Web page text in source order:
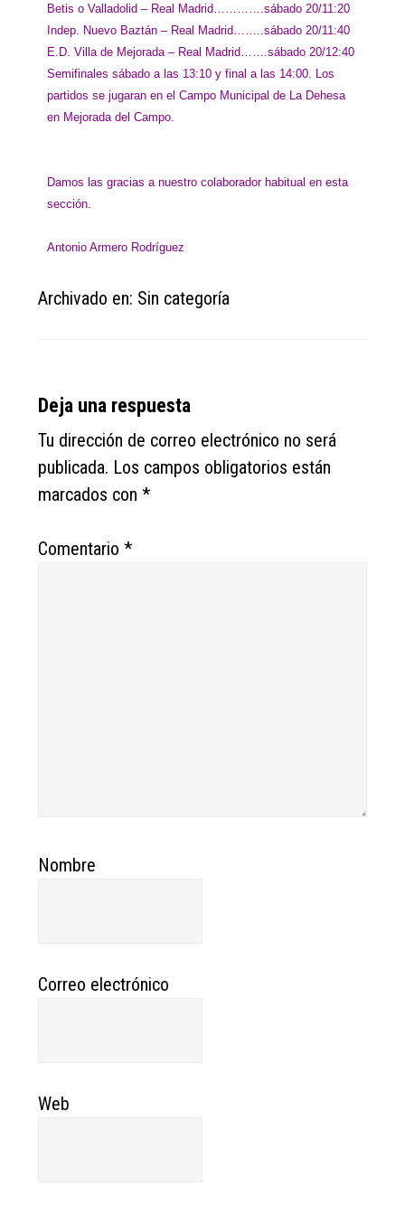
Betis o Valladolid – Real Madrid………….sábado 20/11:20
Indep. Nuevo Baztán – Real Madrid……..sábado 20/11:40
E.D. Villa de Mejorada – Real Madrid…….sábado 20/12:40
Semifinales sábado a las 13:10 y final a las 14:00. Los
partidos se jugaran en el Campo Municipal de La Dehesa
en Mejorada del Campo.
Damos las gracias a nuestro colaborador habitual en esta
sección.
Antonio Armero Rodríguez
Archivado en: Sin categoría
Reader
Interactions
Deja una respuesta
Tu dirección de correo electrónico no será
publicada. Los campos obligatorios están
marcados con*
Comentario*
Nombre
Correo electrónico
Web